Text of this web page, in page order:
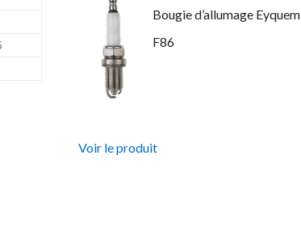
Bougie d’allumage Eyquem
F86
Voir le produit